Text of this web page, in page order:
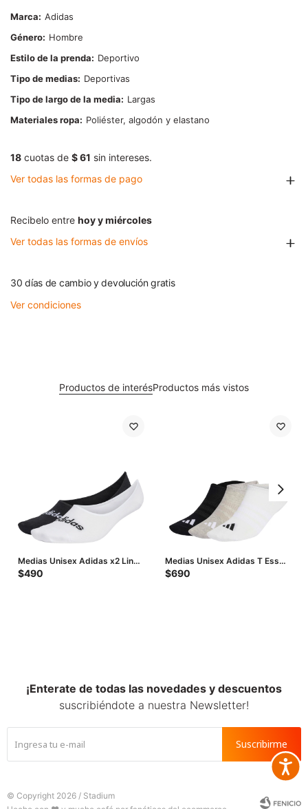
Marca
Adidas
Género
Hombre
Estilo de la prenda
Deportivo
Tipo de medias
Deportivas
Tipo de largo de la media
Largas
Materiales ropa
Poliéster, algodón y elastano
18 cuotas de $ 61 sin intereses.
Ver todas las formas de pago
Recibelo entre hoy y miércoles
Ver todas las formas de envíos
30 días de cambio y devolución gratis
Ver condiciones
Productos de interésProductos más vistos
Medias Unisex Adidas x2 Linea
Ballerina - Negro - Blanco
$490
Medias Unisex Adidas T Ess
Ns 3P - Negro - Blanco - Gris
$690
¡Enterate de todas las novedades y descuentos
suscribiéndote a nuestra Newsletter!
Suscribirme
© Copyright 2026 / Stadium